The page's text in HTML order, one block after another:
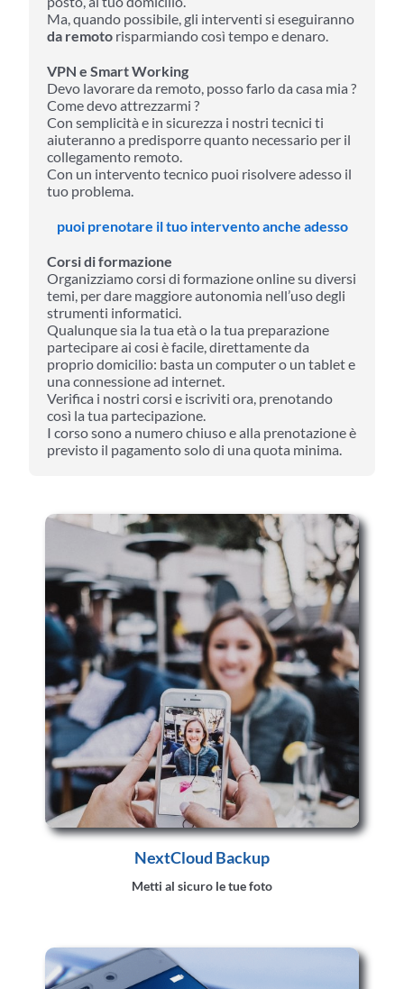
Ma, quando possibile, gli interventi si eseguiranno
da remoto risparmiando così tempo e denaro.
VPN e Smart Working
Devo lavorare da remoto, posso farlo da casa mia ?
Come devo attrezzarmi ?
Con semplicità e in sicurezza i nostri tecnici ti
aiuteranno a predisporre quanto necessario per il
collegamento remoto.
Con un intervento tecnico puoi risolvere adesso il
tuo problema.
puoi prenotare il tuo intervento anche adesso
Corsi di formazione
Organizziamo corsi di formazione online su diversi
temi, per dare maggiore autonomia nell’uso degli
strumenti informatici.
Qualunque sia la tua età o la tua preparazione
partecipare ai cosi è facile, direttamente da
proprio domicilio: basta un computer o un tablet e
una connessione ad internet.
Verifica i nostri corsi e iscriviti ora, prenotando
così la tua partecipazione.
I corso sono a numero chiuso e alla prenotazione è
previsto il pagamento solo di una quota minima.
NextCloud Backup
Metti al sicuro le tue foto